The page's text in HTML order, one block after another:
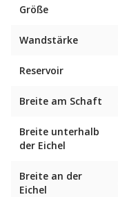
Größe
Wandstärke
Reservoir
Breite am Schaft
Breite unterhalb
der Eichel
Breite an der
Eichel